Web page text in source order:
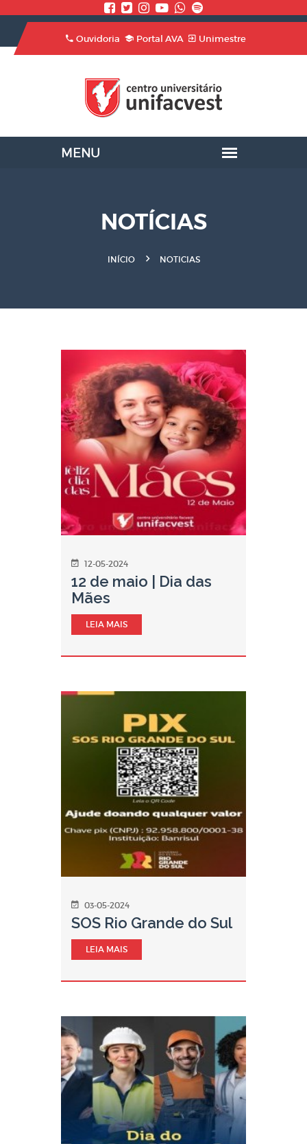
Ouvidoria Portal AVA Unimestre
NOTÍCIAS
INÍCIO NOTICIAS
12-05-2024
12 de maio | Dia das
Mães
LEIA MAIS
03-05-2024
SOS Rio Grande do Sul
LEIA MAIS